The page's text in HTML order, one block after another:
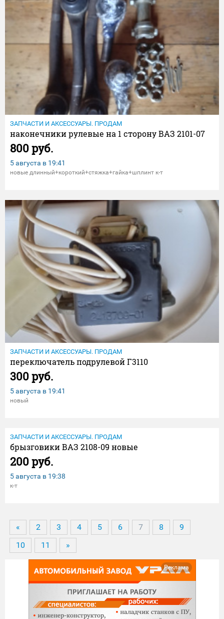
ЗАПЧАСТИ И АКСЕССУАРЫ. ПРОДАМ
наконечники рулевые на 1 сторону ВАЗ 2101-07
800 руб.
5 августа в 19:41
новые длинный+короткий+стяжка+гайка+шплинт к-т
ЗАПЧАСТИ И АКСЕССУАРЫ. ПРОДАМ
переключатель подрулевой Г3110
300 руб.
5 августа в 19:41
новый
ЗАПЧАСТИ И АКСЕССУАРЫ. ПРОДАМ
брызговики ВАЗ 2108-09 новые
200 руб.
5 августа в 19:38
к-т
« 2 3 4 5 6 7 8
9
10
11 »
Реклама